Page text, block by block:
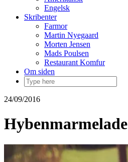
Engelsk
Skribenter
Farmor
Martin Nyegaard
Morten Jensen
Mads Poulsen
Restaurant Komfur
Om siden
24/09/2016
Hybenmarmelade